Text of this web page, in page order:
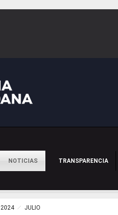
NOTICIAS TRANSPARENCIA
2024 JULIO